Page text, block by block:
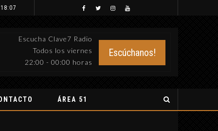
Escucha Clave7 Radio
Todos los viernes
22:00 - 00:00 horas
Escúchanos!
ÁREA 51